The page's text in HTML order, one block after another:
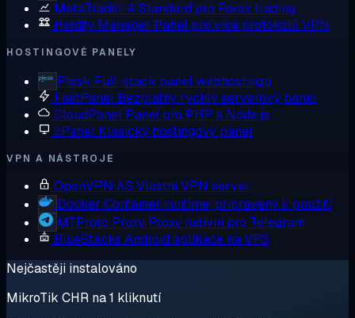
MetaTrader 4 Standard pro Forex trading
Hiddify Manager Panel pro více protokolů VPN
HOSTINGOVÉ PANELY
Plesk Full-stack panel webhostingu
FastPanel Bezplatný rychlý serverový panel
CloudPanel Panel pro PHP a Node.js
cPanel Klasický hostingový panel
VPN A NÁSTROJE
OpenVPN AS Vlastní VPN server
Docker Container runtime, připravený k použití
MTProto Proxy Proxy nativní pro Telegram
BlueStacks Android aplikace na VPS
Nejčastěji instalováno
MikroTik CHR na 1 kliknutí